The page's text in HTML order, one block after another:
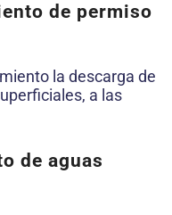
de permiso
la descarga de
a las
de aguas